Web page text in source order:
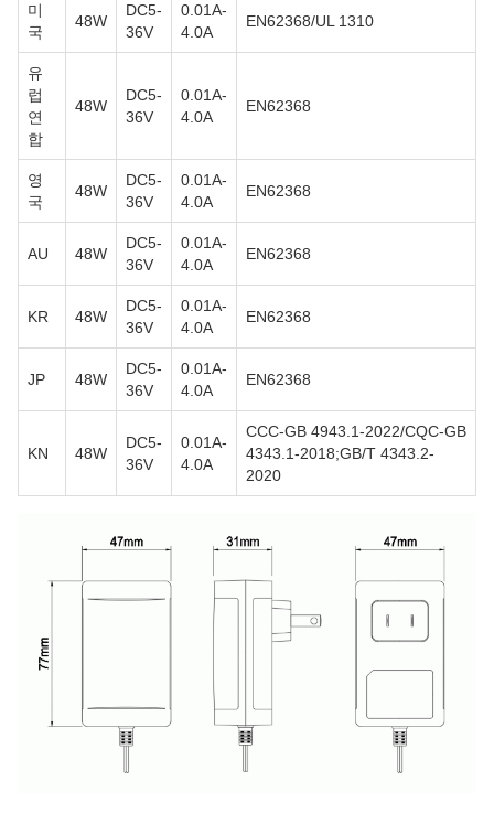
미
국
48W
DC5-
36V
0.01A-
4.0A
EN62368/UL 1310
유
럽
연
합
48W
DC5-
36V
0.01A-
4.0A
EN62368
영
국
48W
DC5-
36V
0.01A-
4.0A
EN62368
AU 48W
DC5-
36V
0.01A-
4.0A
EN62368
KR 48W
DC5-
36V
0.01A-
4.0A
EN62368
JP 48W
DC5-
36V
0.01A-
4.0A
EN62368
KN 48W
DC5-
36V
0.01A-
4.0A
CCC-GB 4943.1-2022/CQC-GB
4343.1-2018;GB/T 4343.2-
2020